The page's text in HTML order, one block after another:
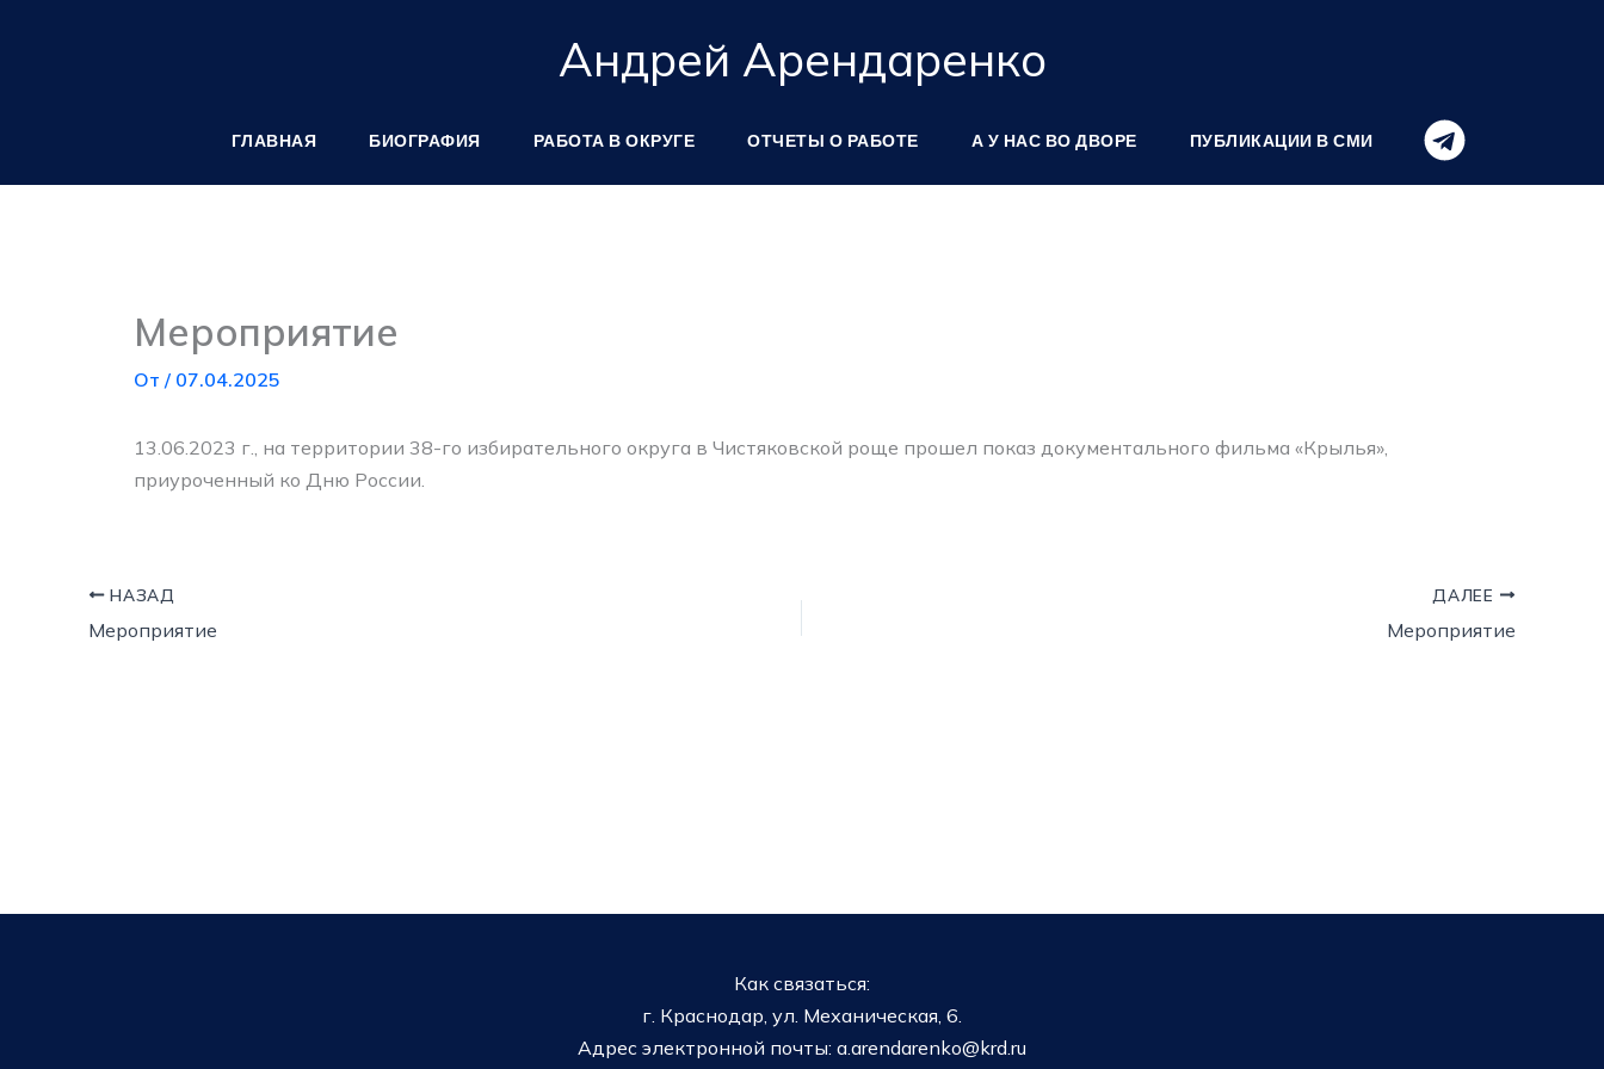
Андрей Арендаренко
ГЛАВНАЯ БИОГРАФИЯ РАБОТА В ОКРУГЕ ОТЧЕТЫ О РАБОТЕ А У НАС ВО ДВОРЕ ПУБЛИКАЦИИ В СМИ
Мероприятие
От / 07.04.2025
13.06.2023 г., на территории 38-го избирательного округа в Чистяковской роще прошел показ документального фильма «Крылья»,
приуроченный ко Дню России.
НАЗАД
Мероприятие
ДАЛЕЕ
Мероприятие
Как связаться:
г. Краснодар, ул. Механическая, 6.
Адрес электронной почты: a.arendarenko@krd.ru